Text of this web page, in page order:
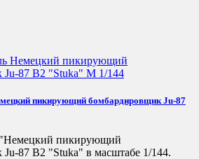
пикирующий бомбардировщик Ju-87
"Немецкий пикирующий
87 B2 "Stuka" в масштабе 1/144.